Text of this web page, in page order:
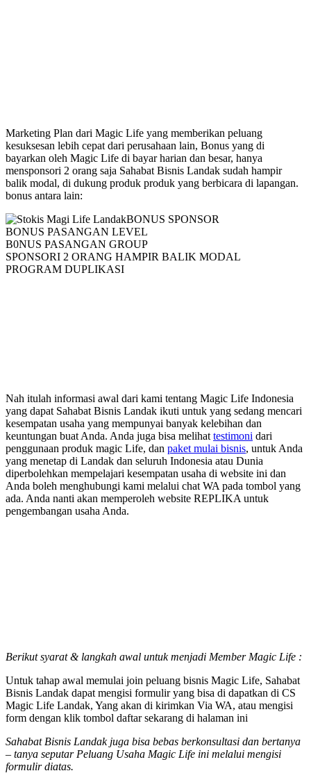
Marketing Plan dari Magic Life yang memberikan peluang
kesuksesan lebih cepat dari perusahaan lain, Bonus yang di
bayarkan oleh Magic Life di bayar harian dan besar, hanya
mensponsori 2 orang saja Sahabat Bisnis Landak sudah hampir
balik modal, di dukung produk produk yang berbicara di lapangan.
bonus antara lain:
BONUS SPONSOR
BONUS PASANGAN LEVEL
B0NUS PASANGAN GROUP
SPONSORI 2 ORANG HAMPIR BALIK MODAL
PROGRAM DUPLIKASI
Nah itulah informasi awal dari kami tentang Magic Life Indonesia
yang dapat Sahabat Bisnis Landak ikuti untuk yang sedang mencari
kesempatan usaha yang mempunyai banyak kelebihan dan
keuntungan buat Anda. Anda juga bisa melihat testimoni dari
penggunaan produk magic Life, dan paket mulai bisnis, untuk Anda
yang menetap di Landak dan seluruh Indonesia atau Dunia
diperbolehkan mempelajari kesempatan usaha di website ini dan
Anda boleh menghubungi kami melalui chat WA pada tombol yang
ada. Anda nanti akan memperoleh website REPLIKA untuk
pengembangan usaha Anda.
Berikut syarat & langkah awal untuk menjadi Member Magic Life :
Untuk tahap awal memulai join peluang bisnis Magic Life, Sahabat
Bisnis Landak dapat mengisi formulir yang bisa di dapatkan di CS
Magic Life Landak, Yang akan di kirimkan Via WA, atau mengisi
form dengan klik tombol daftar sekarang di halaman ini
Sahabat Bisnis Landak juga bisa bebas berkonsultasi dan bertanya
– tanya seputar Peluang Usaha Magic Life ini melalui mengisi
formulir diatas.